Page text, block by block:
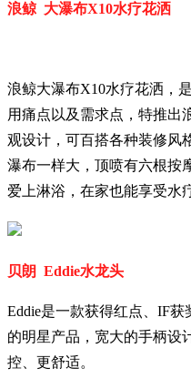
浪鲸 大瀑布X10水疗花洒
浪鲸大瀑布X10水疗花洒，
用痛点以及需求点，特推出
观设计，可百搭各种装修风
瀑布一样大，顶喷有六根按
爱上淋浴，在家也能享受水
贝朗 Eddie水龙头
Eddie是一款获得红点、IF
的明星产品，宽大的手柄设
控、更舒适。